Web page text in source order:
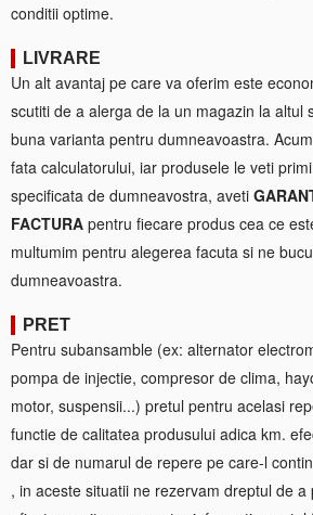
conditii optime.
LIVRARE
Un alt avantaj pe care va oferim este
scutiti de a alerga de la un magazin la altul
buna varianta pentru dumneavoastra.
fata calculatorului, iar produsele le veti
specificata de dumneavostra, aveti
FACTURA pentru fiecare produs cea ce
multumim pentru alegerea facuta si ne
dumneavoastra.
PRET
Pentru subansamble (ex: alternator
pompa de injectie, compresor de clima,
motor, suspensii...) pretul pentru acelasi
functie de calitatea produsului adica km.
dar si de numarul de repere pe care-l
, in aceste situatii ne rezervam dreptul de